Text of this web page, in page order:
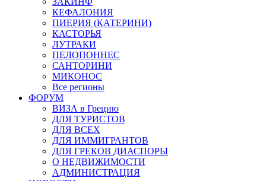
КЕФАЛОНИЯ
ПИЕРИЯ (КАТЕРИНИ)
КАСТОРЬЯ
ЛУТРАКИ
ПЕЛОПОННЕС
САНТОРИНИ
МИКОНОС
Все регионы
ФОРУМ
ВИЗА в Грецию
ДЛЯ ТУРИСТОВ
ДЛЯ ВСЕХ
ДЛЯ ИММИГРАНТОВ
ДЛЯ ГРЕКОВ ДИАСПОРЫ
О НЕДВИЖИМОСТИ
АДМИНИСТРАЦИЯ